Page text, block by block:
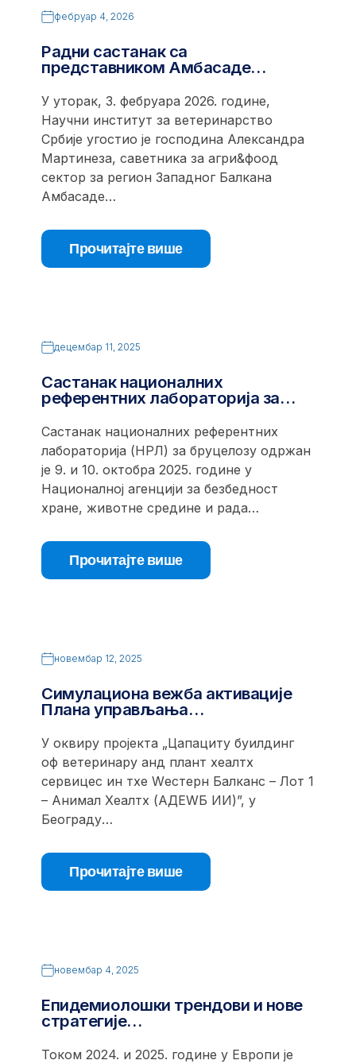
фебруар 4, 2026
Радни састанак са
представником Амбасаде…
У уторак, 3. фебруара 2026. године,
Научни институт за ветеринарство
Србије угостио је господина Александра
Мартинеза, саветника за агри&фоод
сектор за регион Западног Балкана
Амбасаде…
Прочитајте више
децембар 11, 2025
Састанак националних
референтних лабораторија за…
Састанак националних референтних
лабораторија (НРЛ) за бруцелозу одржан
је 9. и 10. октобра 2025. године у
Националној агенцији за безбедност
хране, животне средине и рада…
Прочитајте више
новембар 12, 2025
Симулациона вежба активације
Плана управљања…
У оквиру пројекта „Цапацитy буилдинг
оф ветеринарy анд плант хеалтх
сервицес ин тхе Wестерн Балканс – Лот 1
– Анимал Хеалтх (АДЕWБ ИИ)”, у
Београду…
Прочитајте више
новембар 4, 2025
Епидемиолошки трендови и нове
стратегије…
Током 2024. и 2025. године у Европи је